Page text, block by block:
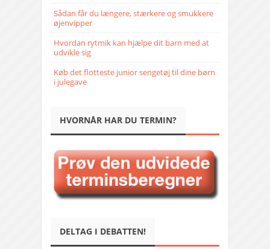
Sådan får du længere, stærkere og smukkere
øjenvipper
Hvordan rytmik kan hjælpe dit barn med at
udvikle sig
Køb det flotteste junior sengetøj til dine børn
i julegave
HVORNÅR HAR DU TERMIN?
DELTAG I DEBATTEN!